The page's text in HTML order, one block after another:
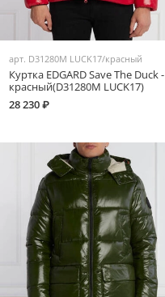
арт. D31280M LUCK17/красный
Куртка EDGARD Save The Duck -
красный(D31280M LUCK17)
28 230 ₽